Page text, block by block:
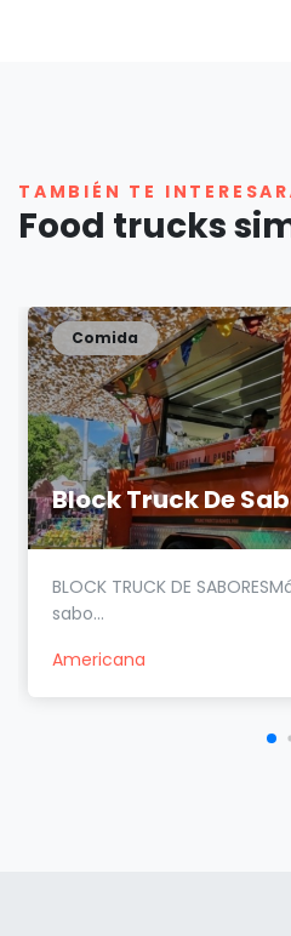
TAMBIÉN TE
Food trucks
Block Truck De
Comida
BLOCK TRUCK DE
sabo...
Americana